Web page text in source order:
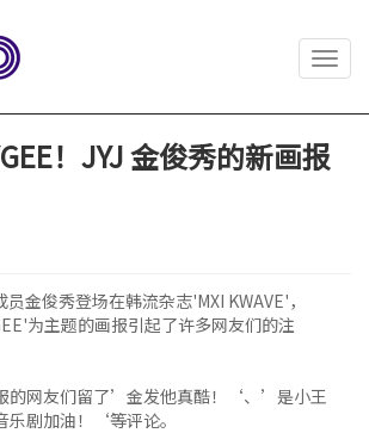
！JYJ 金俊秀的新画报
金俊秀登场在韩流杂志'MXI KWAVE'，
为主题的画报引起了许多网友们的注
的网友们留了’金发他真酷！‘、’是小王
剧加油！‘等评论。